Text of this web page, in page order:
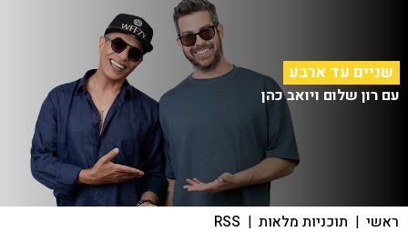
שניים עד ארבע
עם רון שלום ויואב כהן
ראשי | תוכניות מלאות |
RSS